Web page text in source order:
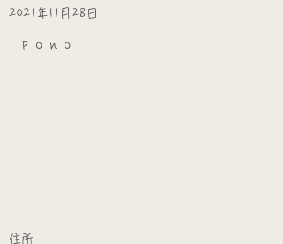
2021年11月28日
ｐｏｎｏ
​ ​住所